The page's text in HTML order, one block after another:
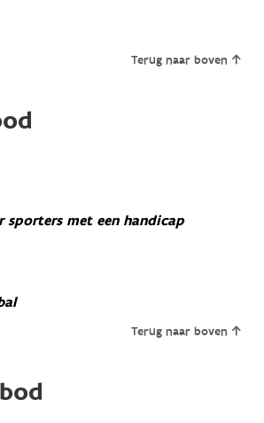
Terug naar boven
sporters met een handicap
Terug naar boven